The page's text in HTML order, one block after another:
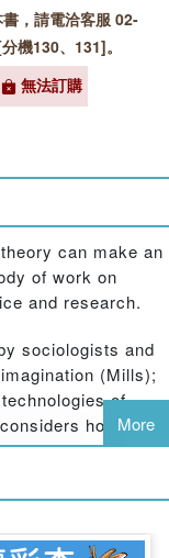
，請電洽客服 02-
機130、131]。
無法訂購
can make an
of work on
and research.
sociologists and
(Mills);
of
how
productive for
into children and
and practice are
questions
complexity of
More